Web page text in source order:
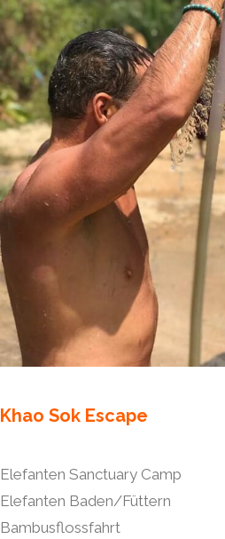
Khao Sok Escape
Elefanten Sanctuary Camp
Elefanten Baden/Füttern
Bambusflossfahrt